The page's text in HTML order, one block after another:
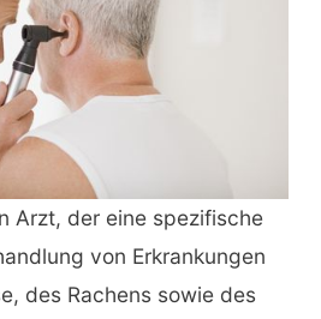
Arzt, der eine spezifische
von Erkrankungen
des Rachens sowie des